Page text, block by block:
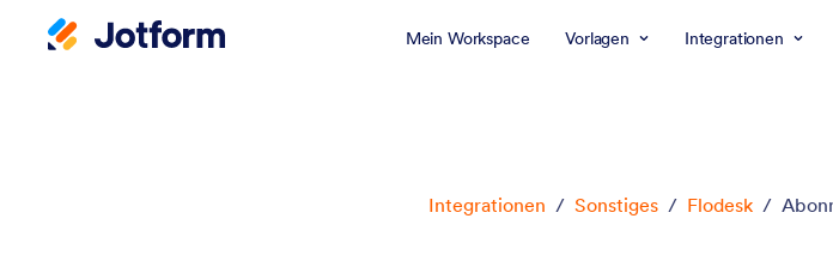
Mein Workspace Vorlagen Integrationen
Integrationen / Sonstiges / Flodesk /